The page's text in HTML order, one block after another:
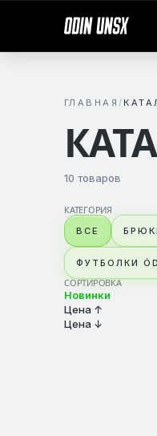
ГЛАВНАЯ
10 товаров
КАТЕГОРИЯ
ВСЕ
ФУТБОЛКИ
СОРТИРОВКА
Новинки
Цена ↑
Цена ↓